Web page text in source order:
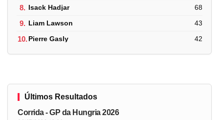
8. Isack Hadjar 68
9. Liam Lawson 43
10.Pierre Gasly 42
Últimos Resultados
Corrida - GP da Hungria 2026